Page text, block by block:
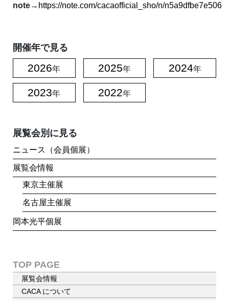
note→ https://note.com/cacaofficial_sho/n/n5a9dfbe7e506
開催年で見る
2026年 2025年 2024年
2023年 2022年
展覧会別に見る
ニュース（会員個展）
展覧会情報
東京主催展
名古屋主催展
岡本光平個展
TOP PAGE
展覧会情報
CACA について